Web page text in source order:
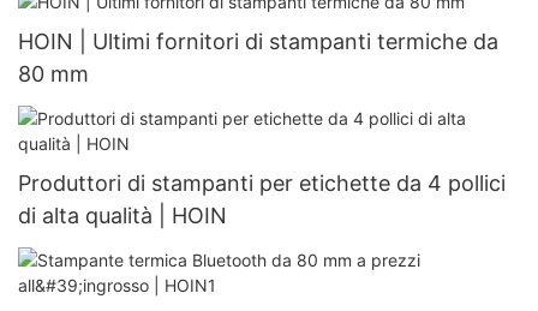
HOIN | Ultimi fornitori di stampanti termiche da
80 mm
Produttori di stampanti per etichette da 4 pollici
di alta qualità | HOIN